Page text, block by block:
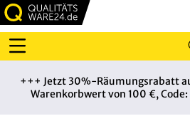
+++ Jetzt 30%-Räumungsrabatt
Warenkorbwert von 100 €, Code: